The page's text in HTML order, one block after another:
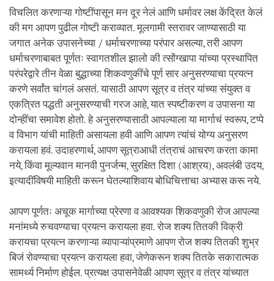
विचलित करणाऱ्या गोष्टींपासून मन दूर नेलं आणि धर्मावर लक्ष केंद्रित केलं
की मग आपण पुढील गोष्टी कराव्यात. मूलगामी स्तरावर जाण्यासाठी या
जगात अनेक उपासनेच्या / धर्माचरणाच्या परंपार असल्या, तरी आपण
धर्माचरणाबाबत पूर्णतः स्वागतशील झालो की त्सोंग्खापा यांच्या प्रस्थापित
परंपरेद्वारे तीन वेळा बुद्धाच्या शिकवणुकींचे पूर्ण सार अनुसरण्याचा प्रयत्न
करणे सर्वांत चांगलं असतं. यासाठी आपण सूत्र व तंत्र यांच्या संयुक्त व
एकत्रित पद्धती अनुसरण्याची गरज आहे, यात स्पष्टीकरण व उपासना या
दोन्हींचा समावेश होतो. हे अनुसरण्यासाठी आपल्याला या मार्गाचं स्वरूप, टप्पे
व विभाग यांची माहिती असायला हवी आणि आपण त्यांचं योग्य अनुसरण
करायला हवं. उदाहरणार्थ, आपण सूत्राआधी तंत्राचं आचरण करता कामा
नये, किंवा मूल्यवान मानवी पुनर्जन्म, सुरक्षित दिशा (आश्रय), अवलंबी उदय,
इत्यादींविषयी माहिती करून घेतल्याशिवाय बोधिचित्ताचा अभ्यास करू नये.
आपण पूर्णतः अचूक मार्गाच्या प्रेरणा व आवश्यक शिकवणुकी रोज आपल्या
मनांमध्ये रुचवण्याचा प्रयत्न करायला हवा. रोज शक्य तितकी विक्री
करायचा प्रयत्न करणाऱ्या व्यापाऱ्यांप्रमाणे आपण रोज शक्य तितकी शुभ्र
बिजं रोवण्याचा प्रयत्न करायला हवा, जेणेकरून शक्य तितके सकारात्मक
सामर्थ्य निर्माण होईल. प्रत्यक्ष उपासनेवेळी आपण सूत्र व तंत्र यांच्यात